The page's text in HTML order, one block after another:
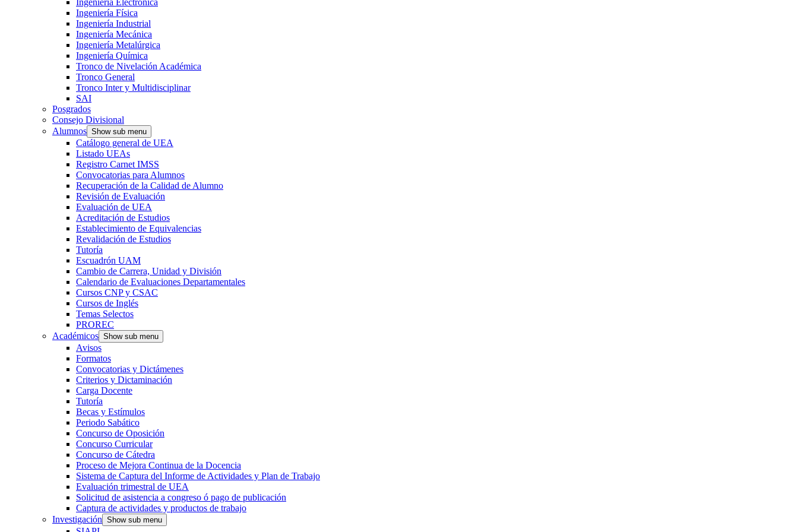
Ingeniería Electrónica
Ingeniería Física
Ingeniería Industrial
Ingeniería Mecánica
Ingeniería Metalúrgica
Ingeniería Química
Tronco de Nivelación Académica
Tronco General
Tronco Inter y Multidisciplinar
SAI
Posgrados
Consejo Divisional
Alumnos Show sub menu
Catálogo general de UEA
Listado UEAs
Registro Carnet IMSS
Convocatorias para Alumnos
Recuperación de la Calidad de Alumno
Revisión de Evaluación
Evaluación de UEA
Acreditación de Estudios
Establecimiento de Equivalencias
Revalidación de Estudios
Tutoría
Escuadrón UAM
Cambio de Carrera, Unidad y División
Calendario de Evaluaciones Departamentales
Cursos CNP y CSAC
Cursos de Inglés
Temas Selectos
PROREC
Académicos Show sub menu
Avisos
Formatos
Convocatorias y Dictámenes
Criterios y Dictaminación
Carga Docente
Tutoría
Becas y Estímulos
Periodo Sabático
Concurso de Oposición
Concurso Curricular
Concurso de Cátedra
Proceso de Mejora Continua de la Docencia
Sistema de Captura del Informe de Actividades y Plan de Trabajo
Evaluación trimestral de UEA
Solicitud de asistencia a congreso ó pago de publicación
Captura de actividades y productos de trabajo
Investigación Show sub menu